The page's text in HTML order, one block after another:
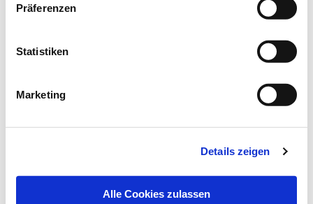
Präferenzen
Statistiken
Marketing
Details zeigen
Alle Cookies zulassen
involving DNA polymerase ι and the tumor
progression
. PNAS, Vol. 113 No. 30, 2016,